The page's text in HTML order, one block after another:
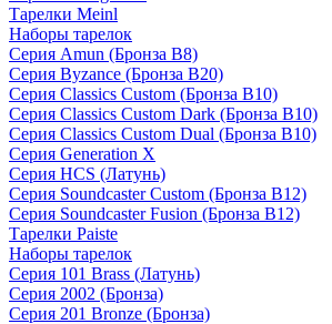
Тарелки Meinl
Наборы тарелок
Серия Amun (Бронза B8)
Серия Byzance (Бронза B20)
Серия Classics Custom (Бронза B10)
Серия Classics Custom Dark (Бронза B10)
Серия Classics Custom Dual (Бронза B10)
Серия Generation X
Серия HCS (Латунь)
Серия Soundcaster Custom (Бронза B12)
Серия Soundcaster Fusion (Бронза B12)
Тарелки Paiste
Наборы тарелок
Серия 101 Brass (Латунь)
Серия 2002 (Бронза)
Серия 201 Bronze (Бронза)